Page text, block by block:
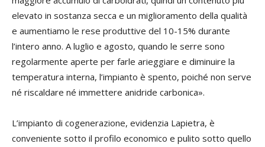
elevato in sostanza secca e un miglioramento della qualità
e aumentiamo le rese produttive del 10-15% durante
l’intero anno. A luglio e agosto, quando le serre sono
regolarmente aperte per farle arieggiare e diminuire la
temperatura interna, l’impianto è spento, poiché non serve
né riscaldare né immettere anidride carbonica».
L’impianto di cogenerazione, evidenzia Lapietra, è
conveniente sotto il profilo economico e pulito sotto quello